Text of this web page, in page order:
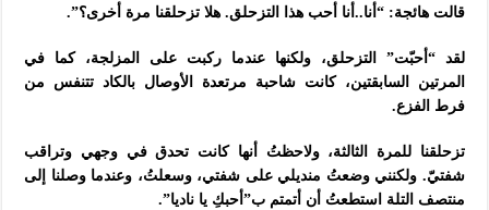
قالت هائجة: “أنا..أنا أحب هذا التزحلق. هلا تزحلقنا مرة أخرى؟”.
لقد “أحبّت” التزحلق، ولكنها عندما ركبت على المزلجة، كما في
المرتين السابقتين، كانت شاحبة مرتعدة الأوصال بالكاد تتنفس من
فرط الفزع.
تزحلقنا للمرة الثالثة، ولاحظتُ أنها كانت تحدق في وجهي وتراقب
شفتيّ. ولكنني وضعتُ منديلي على شفتي، وسعلتُ، وعندما وصلنا إلى
منتصف التلة استطعتُ أن أتمتم ب”أحبكِ يا ناديا”.